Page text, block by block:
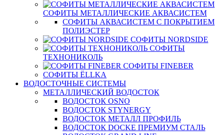
СОФИТЫ МЕТАЛЛИЧЕСКИЕ АКВАСИСТЕМ
СОФИТЫ АКВАСИСТЕМ С ПОКРЫТИЕМ
ПОЛИЭСТЕР
СОФИТЫ NORDSIDE
СОФИТЫ
ТЕХНОНИКОЛЬ
СОФИТЫ FINEBER
СОФИТЫ ЁLLKA
ВОДОСТОЧНЫЕ СИСТЕМЫ
МЕТАЛЛИЧЕСКИЙ ВОДОСТОК
ВОДОСТОК OSNO
ВОДОСТОК STYNERGY
ВОДОСТОК МЕТАЛЛ ПРОФИЛЬ
ВОДОСТОК DOCKE ПРЕМИУМ СТАЛЬ